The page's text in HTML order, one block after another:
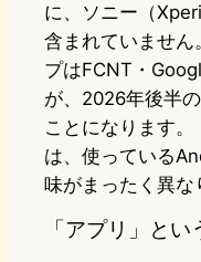
に、ソニー（
含まれていませ
プはFCNT・
が、2026年後半
ことになります
は、使っている
味がまったく異な
「アプリ」と